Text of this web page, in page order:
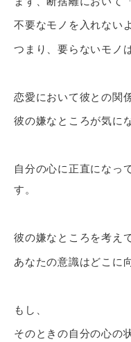
不要なモノを入れない
つまり、要らないモノ
恋愛において彼との関
彼の嫌なところが気に
自分の心に正直になっ
す。
彼の嫌なところを考え
あなたの意識はどこに
もし、
そのときの自分の心の